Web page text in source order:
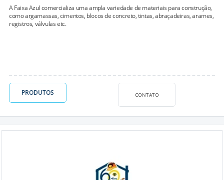
A Faixa Azul comercializa uma ampla variedade de materiais para construção,
como argamassas, cimentos, blocos de concreto, tintas, abraçadeiras, arames,
registros, válvulas etc.
PRODUTOS CONTATO